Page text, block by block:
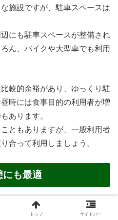
施設ですが、駐車スペースは
にも駐車スペースが整備され
ん、バイクや大型車でも利用
較的余裕があり、ゆっくり駐
時には食事目的の利用者が増
あります。
ともありますが、一般利用者
合って利用しましょう。
にも最適
県を結ぶ人気のドライブコー
トップ サイドバー